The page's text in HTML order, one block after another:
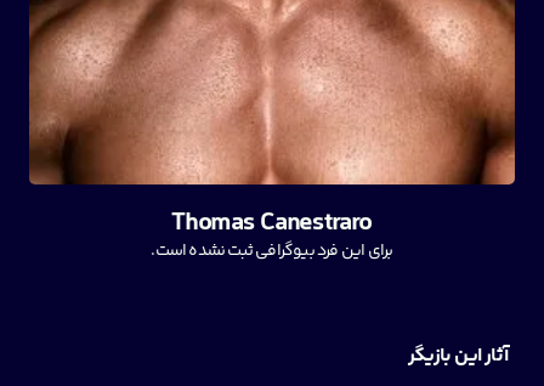
Thomas Canestraro
برای این فرد بیوگرافی ثبت نشده است.
آثار این بازیگر